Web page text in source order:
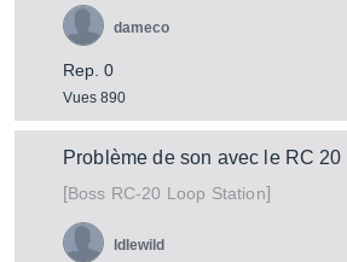
Rep. 0
Vues 890
dameco
Problème de son avec le RC 20
[Boss RC-20 Loop Station]
Idlewild